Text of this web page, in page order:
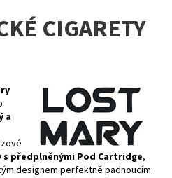
CIGARETY
a
s předplněnými Pod Cartridge,
designem perfektně padnoucím